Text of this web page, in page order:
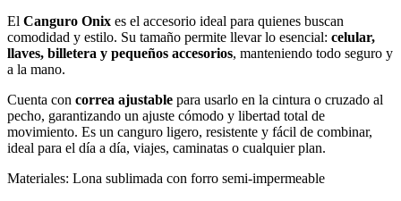
El Canguro Onix es el accesorio ideal para quienes buscan
comodidad y estilo. Su tamaño permite llevar lo esencial: celular,
llaves, billetera y pequeños accesorios, manteniendo todo seguro y
a la mano.
Cuenta con correa ajustable para usarlo en la cintura o cruzado al
pecho, garantizando un ajuste cómodo y libertad total de
movimiento. Es un canguro ligero, resistente y fácil de combinar,
ideal para el día a día, viajes, caminatas o cualquier plan.
Materiales: Lona sublimada con forro semi-impermeable